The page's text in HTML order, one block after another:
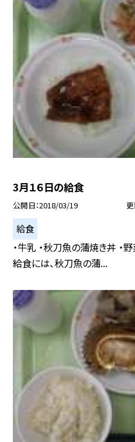
3月１６日の給食
公開日 2018/03/19
給食
・牛乳 ・秋刀魚の蒲焼き丼 ・
給食には、秋刀魚の蒲...